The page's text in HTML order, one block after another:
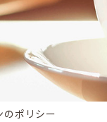
ポリシー